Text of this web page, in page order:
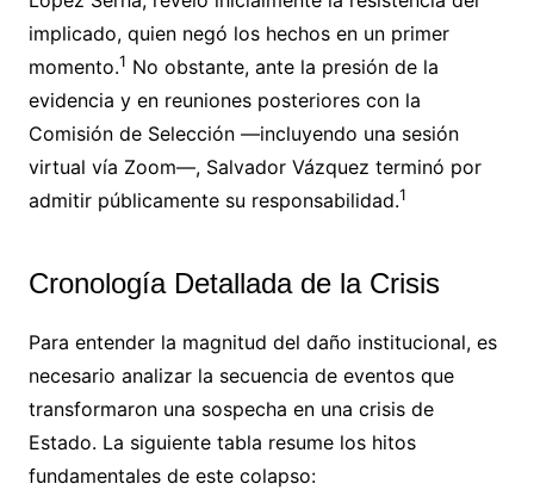
implicado, quien negó los hechos en un primer
momento.1 No obstante, ante la presión de la
evidencia y en reuniones posteriores con la
Comisión de Selección —incluyendo una sesión
virtual vía Zoom—, Salvador Vázquez terminó por
admitir públicamente su responsabilidad.1
Cronología Detallada de la Crisis
Para entender la magnitud del daño institucional, es
necesario analizar la secuencia de eventos que
transformaron una sospecha en una crisis de
Estado. La siguiente tabla resume los hitos
fundamentales de este colapso: